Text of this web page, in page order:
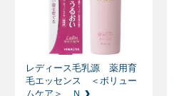
レディース毛乳源 薬用育
毛エッセンス ＜ボリュー
ムケア＞ Ｎ